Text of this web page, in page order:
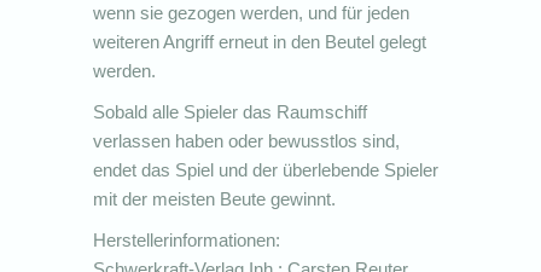
wenn sie gezogen werden, und für jeden
weiteren Angriff erneut in den Beutel gelegt
werden.
Sobald alle Spieler das Raumschiff
verlassen haben oder bewusstlos sind,
endet das Spiel und der überlebende Spieler
mit der meisten Beute gewinnt.
Herstellerinformationen: